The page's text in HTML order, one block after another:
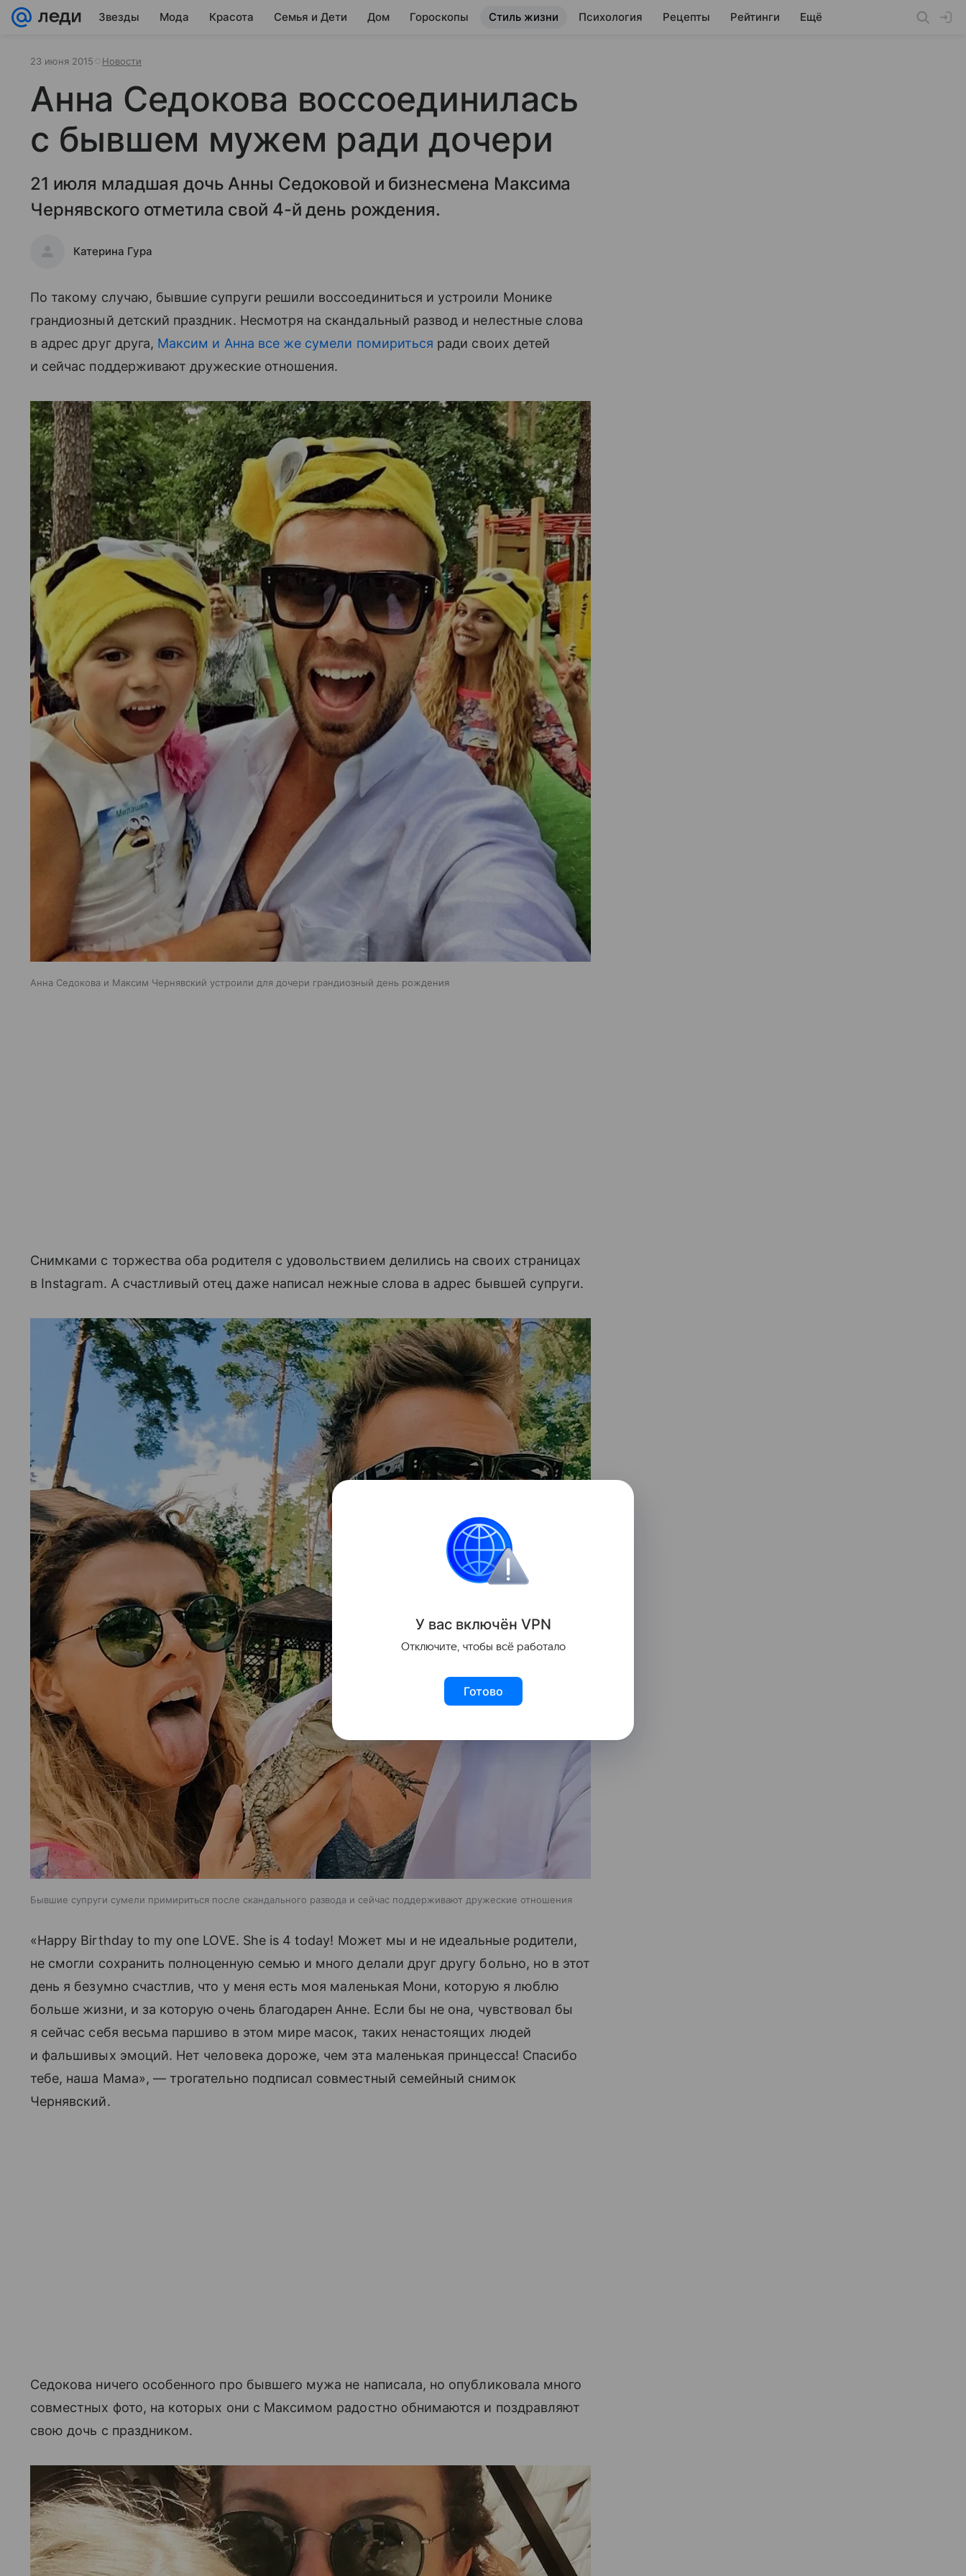
Звезды Мода Красота Семья и Дети Дом Гороскопы Стиль жизни Психология Рецепты Рейтинги Ещё
23 июня 2015 Новости
Анна Седокова воссоединилась
с бывшем мужем ради дочери
21 июля младшая дочь Анны Седоковой и бизнесмена Максима
Чернявского отметила свой 4-й день рождения.
Катерина Гура
По такому случаю, бывшие супруги решили воссоединиться и устроили Монике
грандиозный детский праздник. Несмотря на скандальный развод и нелестные слова
в адрес друг друга, Максим и Анна все же сумели помириться ради своих детей
и сейчас поддерживают дружеские отношения.
Анна Седокова и Максим Чернявский устроили для дочери грандиозный день рождения
Снимками с торжества оба родителя с удовольствием делились на своих страницах
в Instagram. А счастливый отец даже написал нежные слова в адрес бывшей супруги.
Бывшие супруги сумели примириться после скандального развода и сейчас поддерживают дружеские отношения
«Happy Birthday to my one LOVE. She is 4 today! Может мы и не идеальные родители,
не смогли сохранить полноценную семью и много делали друг другу больно, но в этот
день я безумно счастлив, что у меня есть моя маленькая Мони, которую я люблю
больше жизни, и за которую очень благодарен Анне. Если бы не она, чувствовал бы
я сейчас себя весьма паршиво в этом мире масок, таких ненастоящих людей
и фальшивых эмоций. Нет человека дороже, чем эта маленькая принцесса! Спасибо
тебе, наша Мама», — трогательно подписал совместный семейный снимок
Чернявский.
Седокова ничего особенного про бывшего мужа не написала, но опубликовала много
совместных фото, на которых они с Максимом радостно обнимаются и поздравляют
свою дочь с праздником.
У вас включён VPN
Отключите, чтобы всё работало
Готово